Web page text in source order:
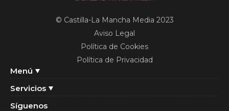
Menú
Servicios
© Castilla-La Mancha Media 2023
Aviso Legal
Política de Cookies
Política de Privacidad
Síguenos